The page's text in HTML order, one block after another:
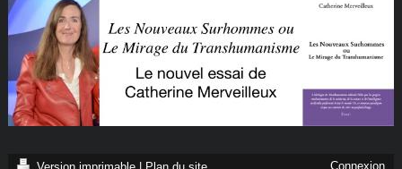
Connexion